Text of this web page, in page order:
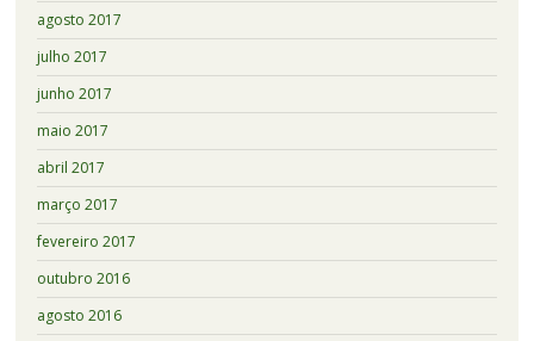
agosto 2017
julho 2017
junho 2017
maio 2017
abril 2017
março 2017
fevereiro 2017
outubro 2016
agosto 2016